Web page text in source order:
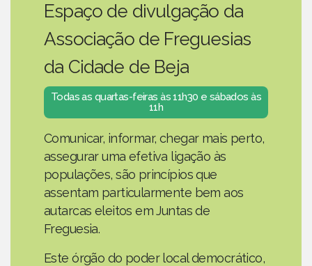
Espaço de divulgação da
Associação de Freguesias
da Cidade de Beja
Todas as quartas-feiras às 11h30 e sábados às
11h
Comunicar, informar, chegar mais perto,
assegurar uma efetiva ligação às
populações, são princípios que
assentam particularmente bem aos
autarcas eleitos em Juntas de
Freguesia.
Este órgão do poder local democrático,